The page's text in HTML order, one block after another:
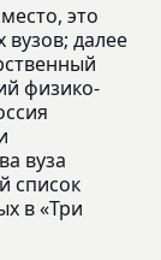
это
вузов; далее
физико-
вуза
список
в «Три